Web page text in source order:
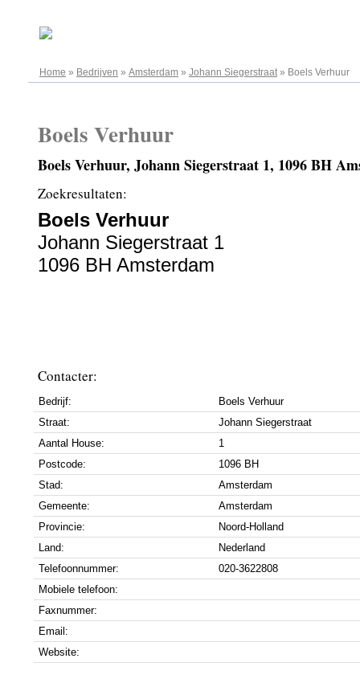
Home » Bedrijven » Amsterdam » Johann Siegerstraat» Boels Verhuur
Boels Verhuur
Boels Verhuur, Johann Siegerstraat 1, 1096 BH
Zoekresultaten:
Boels Verhuur
Johann Siegerstraat 1
1096 BH Amsterdam
Contacter:
Bedrijf:
Boels Verhuur
Straat:
Johann Siegerstraat
Aantal House:
1
Postcode:
1096 BH
Stad:
Amsterdam
Gemeente:
Amsterdam
Provincie:
Noord-Holland
Land:
Nederland
Telefoonnummer:
020-3622808
Mobiele telefoon:
Faxnummer:
Email:
Website: